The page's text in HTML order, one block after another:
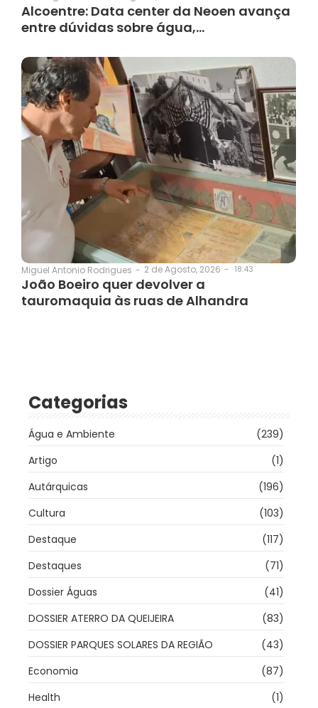
Alcoentre: Data center da Neoen avança
entre dúvidas sobre água,…
Miguel Antonio Rodrigues - 2 de Agosto, 2026 - 18:43
João Boeiro quer devolver a
tauromaquia às ruas de Alhandra
Categorias
Água e Ambiente
(239)
Artigo
(1)
Autárquicas
(196)
Cultura
(103)
Destaque
(117)
Destaques
(71)
Dossier Águas
(41)
DOSSIER ATERRO DA QUEIJEIRA
(83)
DOSSIER PARQUES SOLARES DA REGIÃO
(43)
Economia
(87)
Health
(1)